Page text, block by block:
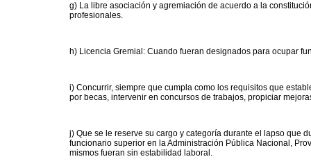
g) La libre asociación y agremiación de acuerdo a la
profesionales.
h) Licencia Gremial: Cuando fueran designados para ocupar
i) Concurrir, siempre que cumpla como los requisitos que
por becas, intervenir en concursos de trabajos, propiciar
j) Que se le reserve su cargo y categoría durante el lapso que
funcionario superior en la Administración Pública Nacional,
mismos fueran sin estabilidad laboral.